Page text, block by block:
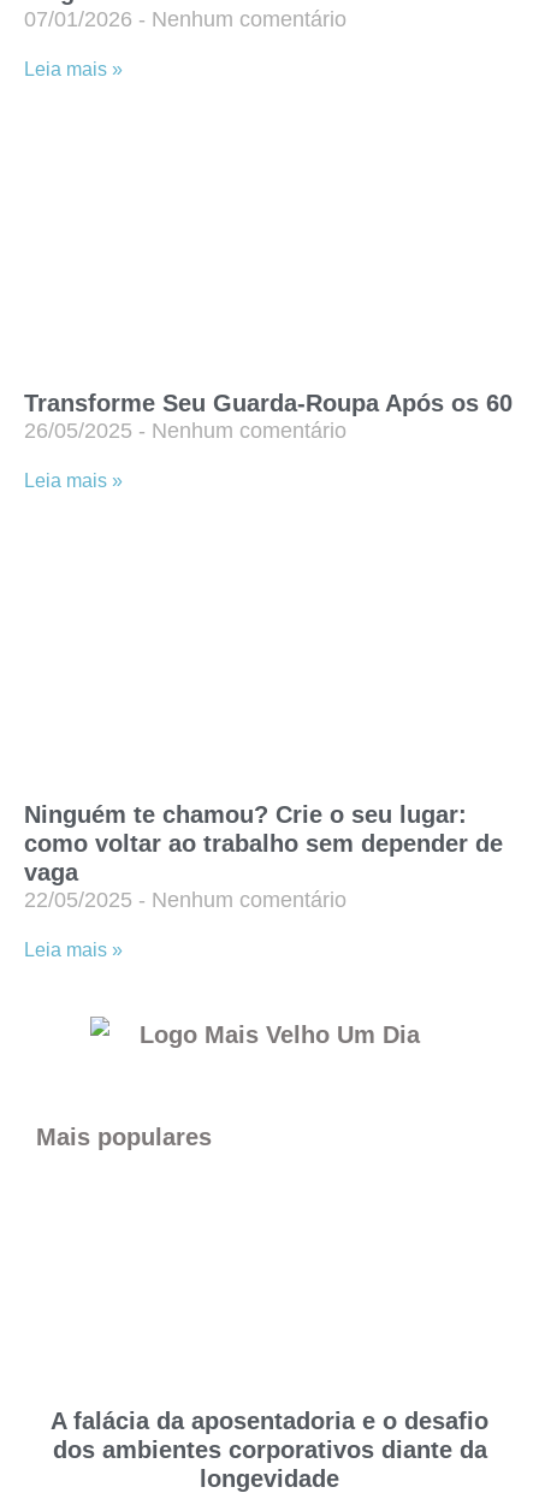
07/01/2026 Nenhum comentário
Leia mais »
Transforme Seu Guarda-Roupa Após os 60
26/05/2025 Nenhum comentário
Leia mais »
Ninguém te chamou? Crie o seu lugar:
como voltar ao trabalho sem depender de
vaga
22/05/2025 Nenhum comentário
Leia mais »
Mais populares
A falácia da aposentadoria e o desafio
dos ambientes corporativos diante da
longevidade